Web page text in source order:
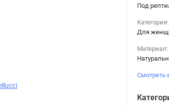
Под
Категория:
Для
Материал:
Смотреть